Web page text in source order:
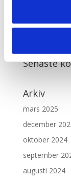
Hur lång tid
kemoterapi?
Senaste
Arkiv
mars 2025
december
oktober 2024
september
augusti 2024